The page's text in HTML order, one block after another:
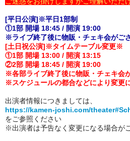
[平日公演]※平日1部制
①1部 開場 18:45 / 開演 19:00
※ライブ終了後に物販・チェキ会がご
[土日祝公演]※タイムテーブル変更※
①1部 開場 13:00 / 開演 13:15
②2部 開場 18:45 / 開演 19:00
※各部ライブ終了後に物販・チェキ会
※スケジュールの都合などにより変更
出演者情報につきましては、
https://kamen-joshi.com/
をご参照ください
※出演者は予告なく変更になる場合が